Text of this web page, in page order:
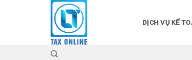
DỊCH VỤ KẾ